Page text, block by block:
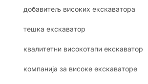
добавитељ високих екскаватора
тешка екскаватор
квалитетни високотапи екскаватор
компанија за високе екскаваторе